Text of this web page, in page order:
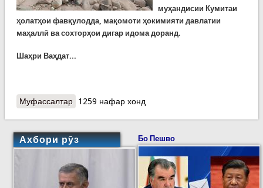
муҳандисии Кумитаи
ҳолатҳои фавқулодда, мақомоти ҳокимияти давлатии
маҳаллӣ ва сохторҳои дигар идома доранд.
Шаҳри Ваҳдат...
Муфассалтаро Идомаи корҳои рафъи паёмадҳои офати
1259 нафар хонд
Ахбори рӯз Бо Пешво